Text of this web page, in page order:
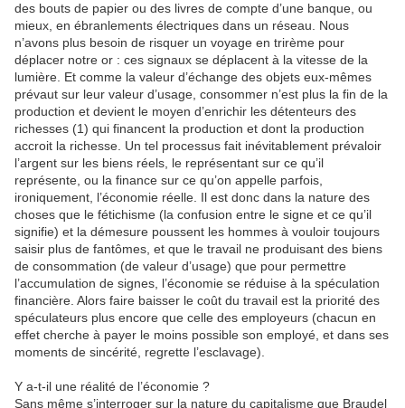
des bouts de papier ou des livres de compte d’une banque, ou
mieux, en ébranlements électriques dans un réseau. Nous
n’avons plus besoin de risquer un voyage en trirème pour
déplacer notre or : ces signaux se déplacent à la vitesse de la
lumière. Et comme la valeur d’échange des objets eux-mêmes
prévaut sur leur valeur d’usage, consommer n’est plus la fin de la
production et devient le moyen d’enrichir les détenteurs des
richesses (1) qui financent la production et dont la production
accroit la richesse. Un tel processus fait inévitablement prévaloir
l’argent sur les biens réels, le représentant sur ce qu’il
représente, ou la finance sur ce qu’on appelle parfois,
ironiquement, l’économie réelle. Il est donc dans la nature des
choses que le fétichisme (la confusion entre le signe et ce qu’il
signifie) et la démesure poussent les hommes à vouloir toujours
saisir plus de fantômes, et que le travail ne produisant des biens
de consommation (de valeur d’usage) que pour permettre
l’accumulation de signes, l’économie se réduise à la spéculation
financière. Alors faire baisser le coût du travail est la priorité des
spéculateurs plus encore que celle des employeurs (chacun en
effet cherche à payer le moins possible son employé, et dans ses
moments de sincérité, regrette l’esclavage).
Y a-t-il une réalité de l’économie ?
Sans même s’interroger sur la nature du capitalisme que Braudel